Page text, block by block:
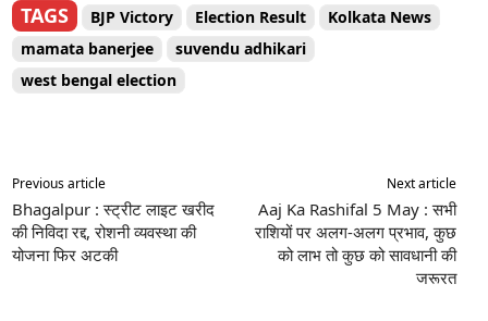
TAGS BJP Victory Election Result
Kolkata News
mamata banerjee
suvendu adhikari
west bengal election
Previous article
Bhagalpur : स्ट्रीट लाइट खरीद
की निविदा रद्द, रोशनी व्यवस्था की
योजना फिर अटकी
Next article
Aaj Ka Rashifal 5 May : सभी
राशियों पर अलग-अलग प्रभाव, कुछ
को लाभ तो कुछ को सावधानी की
जरूरत